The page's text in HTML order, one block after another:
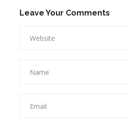
Leave Your Comments